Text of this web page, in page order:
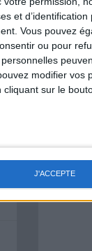
et
Vous pouvez
ou pour
modifier vos
sur le
J'ACCEPTE